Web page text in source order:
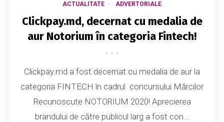
ACTUALITATE ADVERTORIALE
Clickpay.md, decernat cu medalia de
aur Notorium în categoria Fintech!
Clickpay.md a fost decernat cu medalia de aur la
categoria FINTECH în cadrul concursului Mărcilor
Recunoscute NOTORIUM 2020! Aprecierea
brandului de către publicul larg a fost con...